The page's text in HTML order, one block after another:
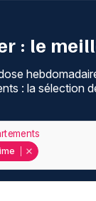
: le
: la sélection